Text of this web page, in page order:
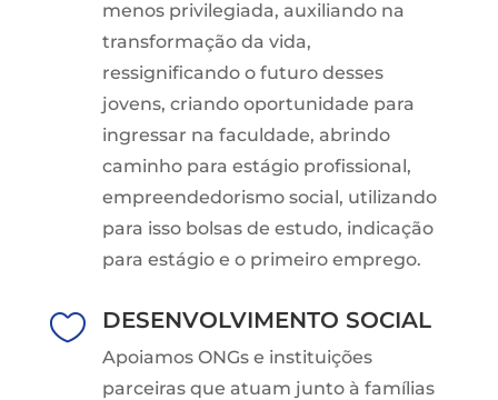
menos privilegiada, auxiliando na
transformação da vida,
ressignificando o futuro desses
jovens, criando oportunidade para
ingressar na faculdade, abrindo
caminho para estágio profissional,
empreendedorismo social, utilizando
para isso bolsas de estudo, indicação
para estágio e o primeiro emprego.
 DESENVOLVIMENTO SOCIAL
Apoiamos ONGs e instituições
parceiras que atuam junto à famílias